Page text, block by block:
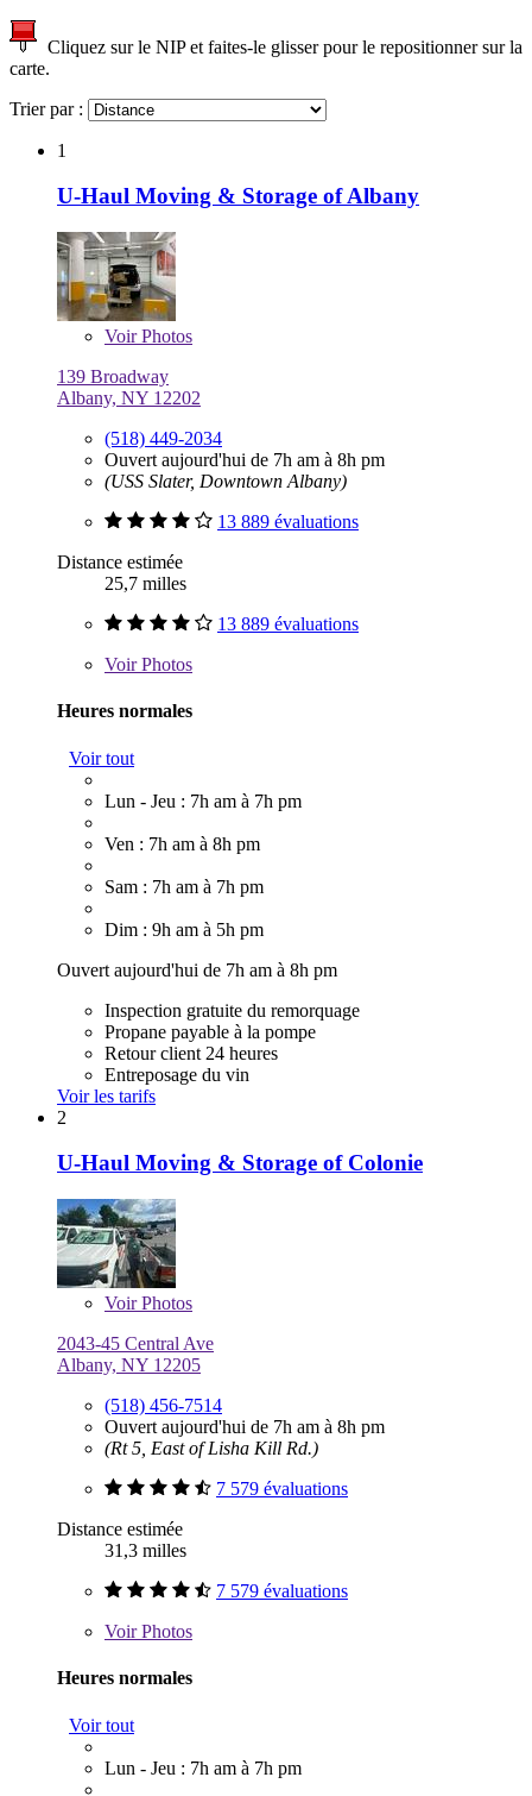
Cliquez sur le NIP et faites-le glisser pour le repositionner sur la
carte.
Trier par :
1
U-Haul Moving & Storage of Albany
VoirPhotos
139 Broadway
Albany, NY 12202
(518) 449-2034
Ouvert aujourd'hui de 7h am à 8h pm
(USS Slater, Downtown Albany)
13 889 évaluations
Distance estimée
25,7 milles
13 889 évaluations
VoirPhotos
Heures normales
Voir tout
Lun - Jeu : 7h am à 7h pm
Ven : 7h am à 8h pm
Sam : 7h am à 7h pm
Dim : 9h am à 5h pm
Ouvert aujourd'hui de 7h am à 8h pm
Inspection gratuite du remorquage
Propane payable à la pompe
Retour client 24 heures
Entreposage du vin
Voir les tarifs
2
U-Haul Moving & Storage of Colonie
VoirPhotos
2043-45 Central Ave
Albany, NY 12205
(518) 456-7514
Ouvert aujourd'hui de 7h am à 8h pm
(Rt 5, East of Lisha Kill Rd.)
7 579 évaluations
Distance estimée
31,3 milles
7 579 évaluations
VoirPhotos
Heures normales
Voir tout
Lun - Jeu : 7h am à 7h pm